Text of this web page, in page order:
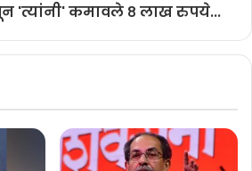
'त्यांनी' कमावले ८ लाख रुपये...